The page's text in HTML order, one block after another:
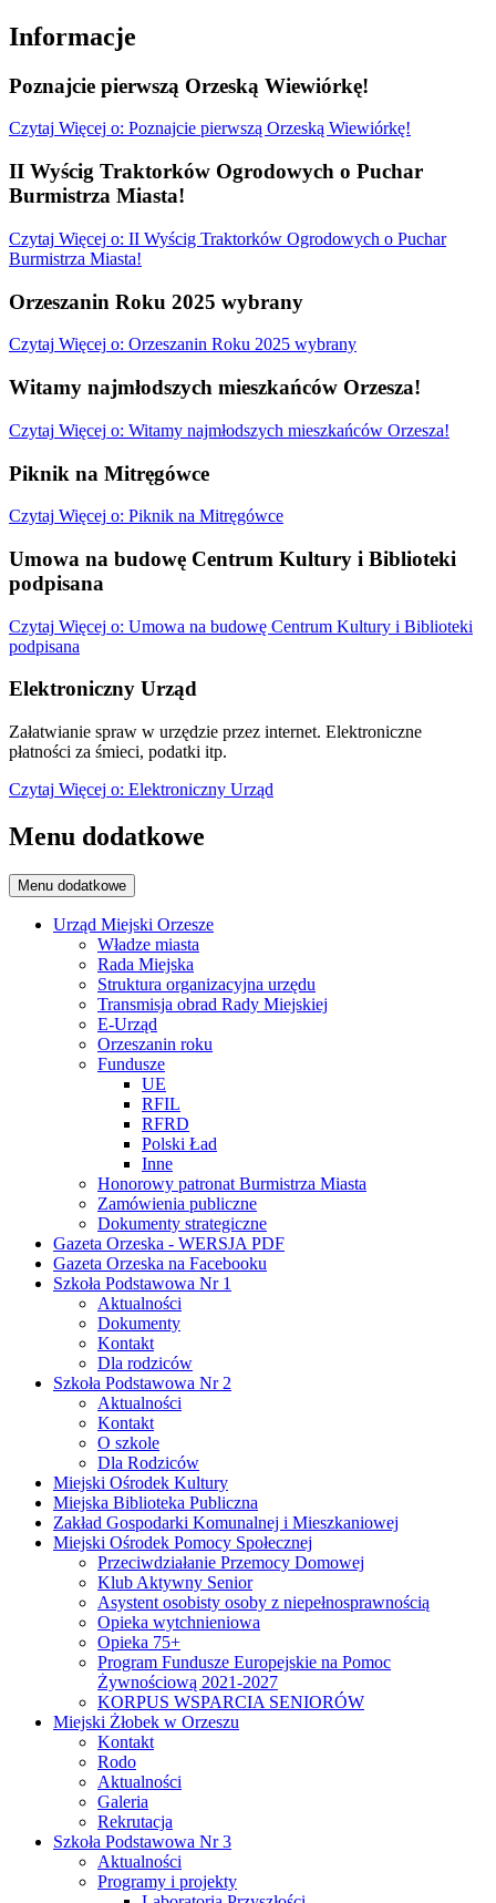
Informacje
Poznajcie pierwszą Orzeską Wiewiórkę!
Czytaj Więcej o: Poznajcie pierwszą Orzeską Wiewiórkę!
II Wyścig Traktorków Ogrodowych o Puchar
Burmistrza Miasta!
Czytaj Więcej o: II Wyścig Traktorków Ogrodowych o Puchar
Burmistrza Miasta!
Orzeszanin Roku 2025 wybrany
Czytaj Więcej o: Orzeszanin Roku 2025 wybrany
Witamy najmłodszych mieszkańców Orzesza!
Czytaj Więcej o: Witamy najmłodszych mieszkańców Orzesza!
Piknik na Mitręgówce
Czytaj Więcej o: Piknik na Mitręgówce
Umowa na budowę Centrum Kultury i Biblioteki
podpisana
Czytaj Więcej o: Umowa na budowę Centrum Kultury i Biblioteki
podpisana
Elektroniczny Urząd
Załatwianie spraw w urzędzie przez internet. Elektroniczne
płatności za śmieci, podatki itp.
Czytaj Więcej o: Elektroniczny Urząd
Menu dodatkowe
Menu dodatkowe
Urząd Miejski Orzesze
Władze miasta
Rada Miejska
Struktura organizacyjna urzędu
Transmisja obrad Rady Miejskiej
E-Urząd
Orzeszanin roku
Fundusze
UE
RFIL
RFRD
Polski Ład
Inne
Honorowy patronat Burmistrza Miasta
Zamówienia publiczne
Dokumenty strategiczne
Gazeta Orzeska - WERSJA PDF
Gazeta Orzeska na Facebooku
Szkoła Podstawowa Nr 1
Aktualności
Dokumenty
Kontakt
Dla rodziców
Szkoła Podstawowa Nr 2
Aktualności
Kontakt
O szkole
Dla Rodziców
Miejski Ośrodek Kultury
Miejska Biblioteka Publiczna
Zakład Gospodarki Komunalnej i Mieszkaniowej
Miejski Ośrodek Pomocy Społecznej
Przeciwdziałanie Przemocy Domowej
Klub Aktywny Senior
Asystent osobisty osoby z niepełnosprawnością
Opieka wytchnieniowa
Opieka 75+
Program Fundusze Europejskie na Pomoc
Żywnościową 2021-2027
KORPUS WSPARCIA SENIORÓW
Miejski Żłobek w Orzeszu
Kontakt
Rodo
Aktualności
Galeria
Rekrutacja
Szkoła Podstawowa Nr 3
Aktualności
Programy i projekty